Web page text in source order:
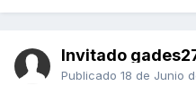
Invitado
Publicado 18 de Junio